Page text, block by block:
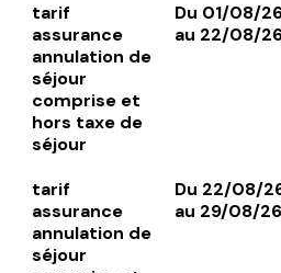
tarif
assurance
annulation de
séjour
comprise et
hors taxe de
séjour
Du 01/08/
au 22/08/
tarif
assurance
annulation de
séjour
Du 22/08/
au 29/08/26